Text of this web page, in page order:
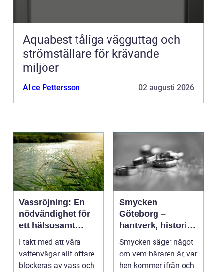
Aquabest tåliga vägguttag och
strömställare för krävande
miljöer
Alice Pettersson 02 augusti 2026
Vassröjning: En
nödvändighet för
ett hälsosamt
vattenlandskap
I takt med att våra
vattenvägar allt oftare
blockeras av vass och
Smycken
Göteborg –
hantverk, historia
och personligt
uttryck
Smycken säger något
om vem bäraren är, var
hen kommer ifrån och